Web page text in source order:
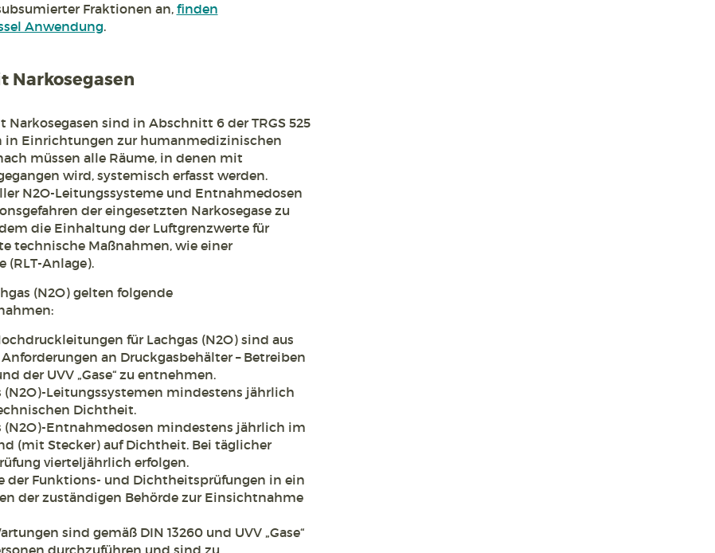
Fraktionen an, finden
Anwendung.
Narkosegasen
sind in Abschnitt 6 der TRGS 525
in Einrichtungen zur humanmedizinischen
müssen alle Räume, in denen mit
wird, systemisch erfasst werden.
N2O-Leitungssysteme und Entnahmedosen
der eingesetzten Narkosegase zu
die Einhaltung der Luftgrenzwerte für
technische Maßnahmen, wie einer
Anlage).
(N2O) gelten folgende
für Lachgas (N2O) sind aus
an Druckgasbehälter – Betreiben
der UVV „Gase“ zu entnehmen.
(N2O)-Leitungssystemen mindestens jährlich
Dichtheit.
(N2O)-Entnahmedosen mindestens jährlich im
(mit Stecker) auf Dichtheit. Bei täglicher
vierteljährlich erfolgen.
der Funktions- und Dichtheitsprüfungen in ein
der zuständigen Behörde zur Einsichtnahme
sind gemäß DIN 13260 und UVV „Gase“
durchzuführen und sind zu